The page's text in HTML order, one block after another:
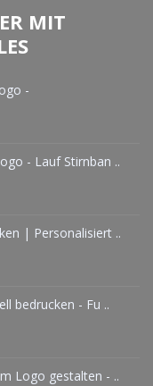
MIT
-
- Lauf Stirnban ..
| Personalisiert ..
bedrucken - Fu ..
Logo gestalten - ..